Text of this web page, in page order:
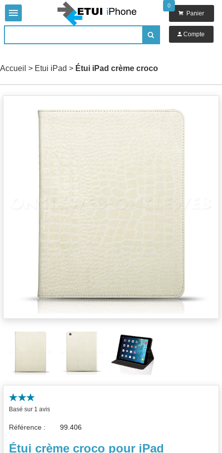


0
 Panier
 Compte
Accueil > Etui iPad > Étui iPad crème croco
Basé sur 1 avis
Référence :
Étui crème croco pour iPad